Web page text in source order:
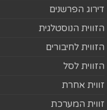
דירוג הפרשנים
הזווית הנוסטלגית
הזווית לחיבורים
הזווית לסל
זווית אחרת
זווית המערכת